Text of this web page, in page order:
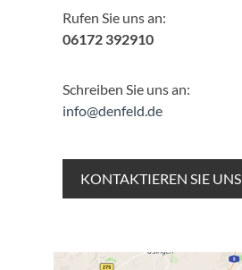
Rufen Sie uns an:
06172 392910
Schreiben Sie uns an:
info@denfeld.de
KONTAKTIEREN SIE UNS